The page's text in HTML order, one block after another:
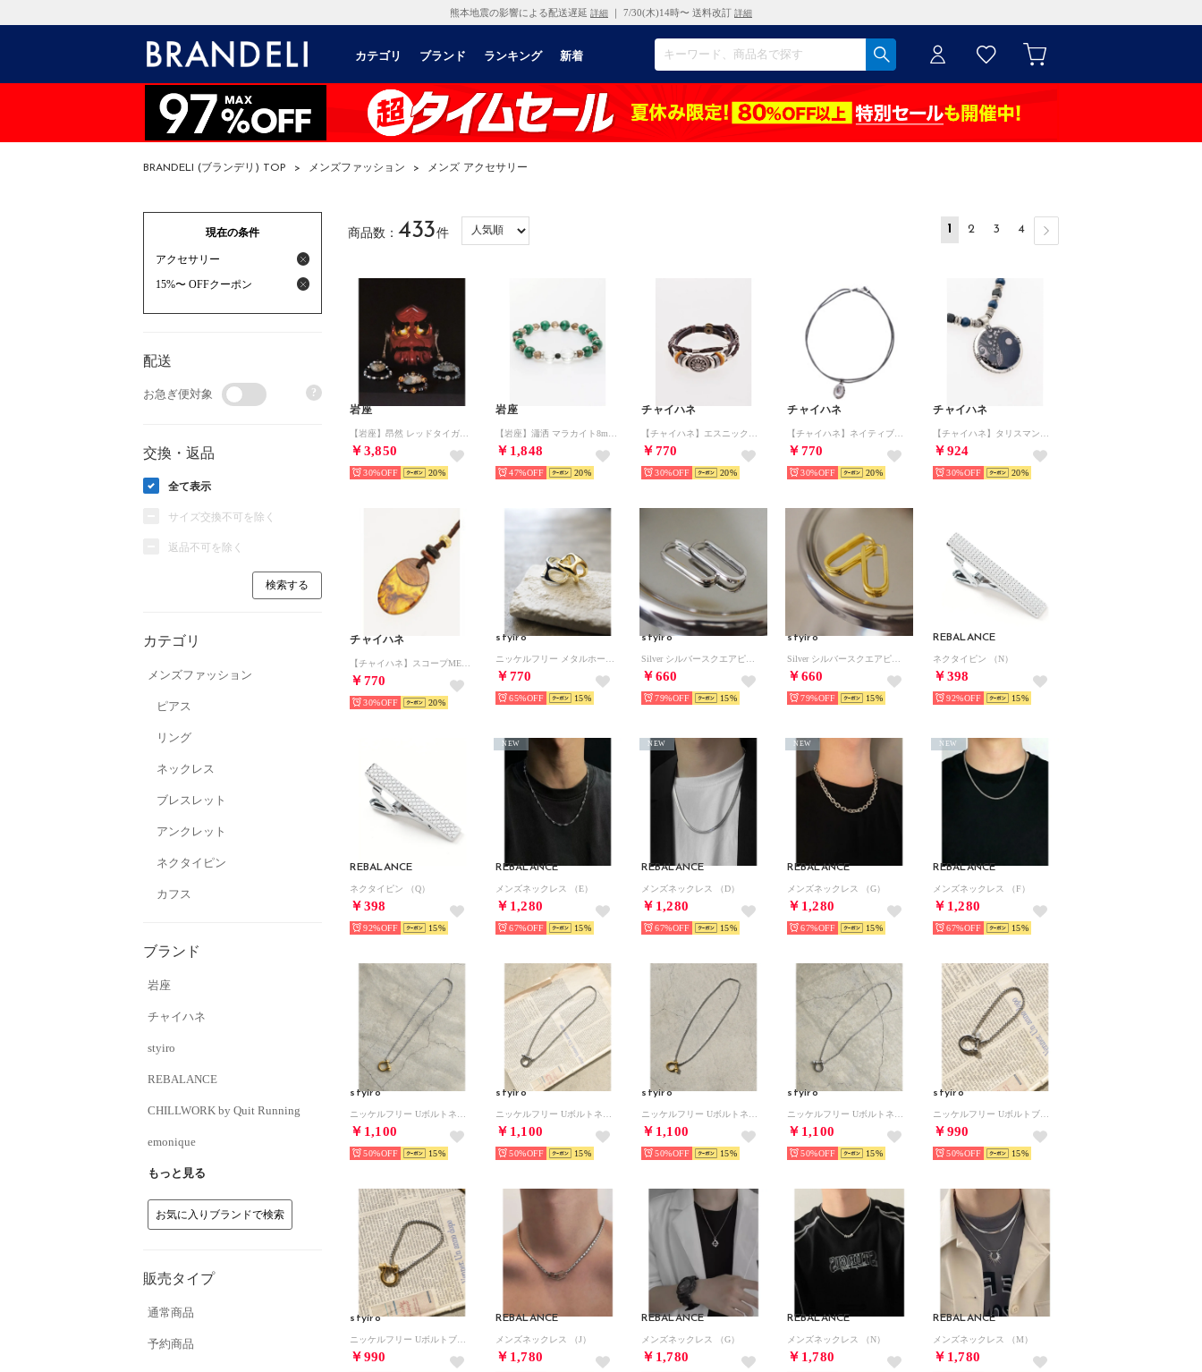
熊本地震の影響による配送遅延 詳細 ｜ 7/30(木)14時〜 送料改訂 詳細
カテゴリ ブランド ランキング 新着
BRANDELI (ブランデリ) TOP > メンズファッション > メンズ アクセサリー
現在の条件
アクセサリー
15%〜 OFFクーポン
配送
お急ぎ便対象 ?
交換・返品
全て表示
サイズ交換不可を除く
返品不可を除く
カテゴリ
メンズファッション
ピアス
リング
ネックレス
ブレスレット
アンクレット
ネクタイピン
カフス
ブランド
岩座
チャイハネ
styiro
REBALANCE
CHILLWORK by Quit Running
emonique
もっと見る
お気に入りブランドで検索
販売タイプ
通常商品
予約商品
商品数： 433件 1 2 3 4
岩座
￥3,850
30% 20
岩座
￥1,848
47% 20
チャイハネ
￥770
30% 20
チャイハネ
￥770
30% 20
チャイハネ
￥924
30% 20
チャイハネ
￥770
30% 20
styiro
￥770
65% 15
styiro
￥660
79% 15
styiro
￥660
79% 15
REBALANCE
ネクタイピン （N）
￥398
92% 15
REBALANCE
ネクタイピン （Q）
￥398
92% 15
REBALANCE
メンズネックレス （E）
￥1,280
NEW
67% 15
REBALANCE
メンズネックレス （D）
￥1,280
NEW
67% 15
REBALANCE
メンズネックレス （G）
￥1,280
NEW
67% 15
REBALANCE
メンズネックレス （F）
￥1,280
NEW
67% 15
styiro
￥1,100
50% 15
styiro
￥1,100
50% 15
styiro
￥1,100
50% 15
styiro
￥1,100
50% 15
styiro
￥990
50% 15
styiro
￥990
REBALANCE
メンズネックレス （J）
￥1,780
REBALANCE
メンズネックレス （G）
￥1,780
REBALANCE
メンズネックレス （N）
￥1,780
REBALANCE
メンズネックレス （M）
￥1,780